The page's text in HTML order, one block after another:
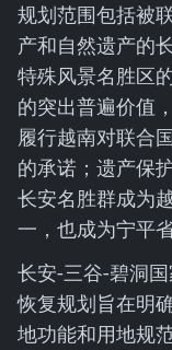
规划范围包括被
产和自然遗产的
特殊风景名胜区
的突出普遍价值
履行越南对联合
的承诺；遗产保
长安名胜群成为
一，也成为宁平
长安-三谷-碧洞
恢复规划旨在明
地功能和用地规